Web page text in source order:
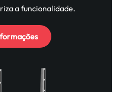
a funcionalidade.